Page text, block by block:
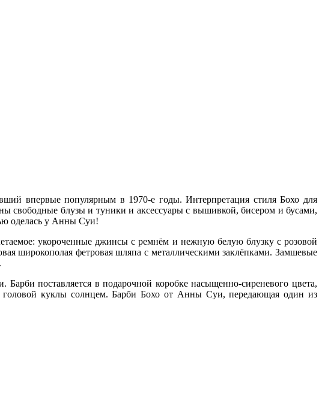
впервые популярным в 1970-е годы. Интерпретация стиля Бохо для
свободные блузы и туники и аксессуары с вышивкой, бисером и бусами,
оделась у Анны Суи!
укороченные джинсы с ремнём и нежную белую блузку с розовой
широкополая фетровая шляпа с металлическими заклёпками. Замшевые
поставляется в подарочной коробке насыщенно-сиреневого цвета,
куклы солнцем. Барби Бохо от Анны Суи, передающая один из